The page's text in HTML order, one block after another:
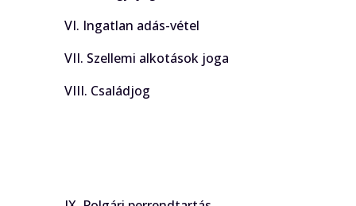
VI. Ingatlan adás-vétel
VII. Szellemi alkotások joga
VIII. Családjog